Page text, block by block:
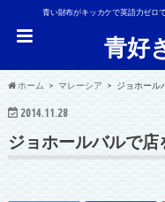
青い財布がキッカケで英語力ゼロ
青好
ホーム マレーシア ジョホール
2014.11.28
ジョホールバルで